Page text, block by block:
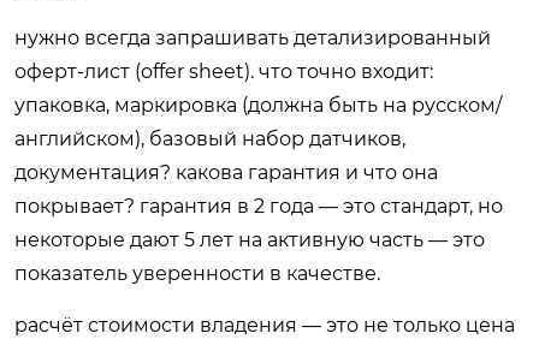
нужно всегда запрашивать детализированный
оферт-лист (offer sheet). что точно входит:
упаковка, маркировка (должна быть на русском/
английском), базовый набор датчиков,
документация? какова гарантия и что она
покрывает? гарантия в 2 года — это стандарт, но
некоторые дают 5 лет на активную часть — это
показатель уверенности в качестве.
расчёт стоимости владения — это не только цена